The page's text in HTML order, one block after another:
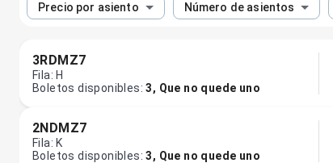
Precio por asiento Número de asientos
3RDMZ7
Fila: H
Boletos disponibles: 3, Que no quede uno
2NDMZ7
Fila: K
Boletos disponibles: 3, Que no quede uno